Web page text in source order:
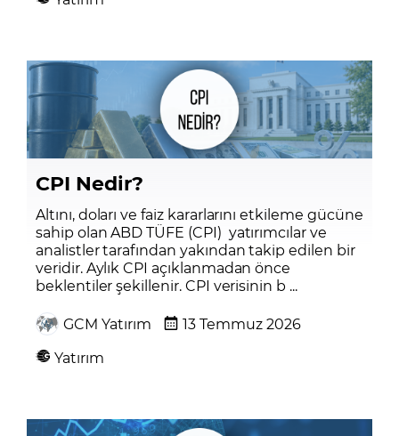
CPI Nedir?
Altını, doları ve faiz kararlarını etkileme gücüne
sahip olan ABD TÜFE (CPI) yatırımcılar ve
analistler tarafından yakından takip edilen bir
veridir. Aylık CPI açıklanmadan önce
beklentiler şekillenir. CPI verisinin b ...
GCM Yatırım
13 Temmuz 2026
Yatırım